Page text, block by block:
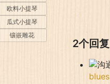
2个回复
blues
欧料小提琴
瓜式小提琴
镶嵌雕花